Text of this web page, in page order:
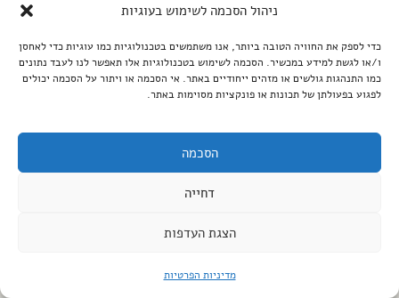
ניהול הסכמה לשימוש בעוגיות
כדי לספק את החוויה הטובה ביותר, אנו משתמשים בטכנולוגיות כמו עוגיות כדי לאחסן
ו/או לגשת למידע במכשיר. הסכמה לשימוש בטכנולוגיות אלו תאפשר לנו לעבד נתונים
כמו התנהגות גולשים או מזהים ייחודיים באתר. אי הסכמה או ויתור על הסכמה יכולים
לפגוע בפעולתן של תכונות או פונקציות מסוימות באתר.
הסכמה
דחייה
הצגת העדפות
מדיניות הפרטיות
2026 © כל הזכויות שמורות למיכל שמיר
הצהרת נגישות